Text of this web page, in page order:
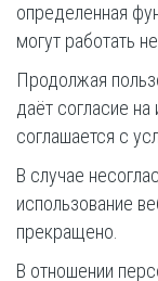
определенная
могут работать
Продолжая
даёт согласие
соглашается с
В случае
использование
прекращено.
В отношении